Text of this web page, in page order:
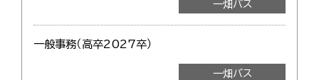
一畑バス
一般事務（高卒2027卒）
一畑バス